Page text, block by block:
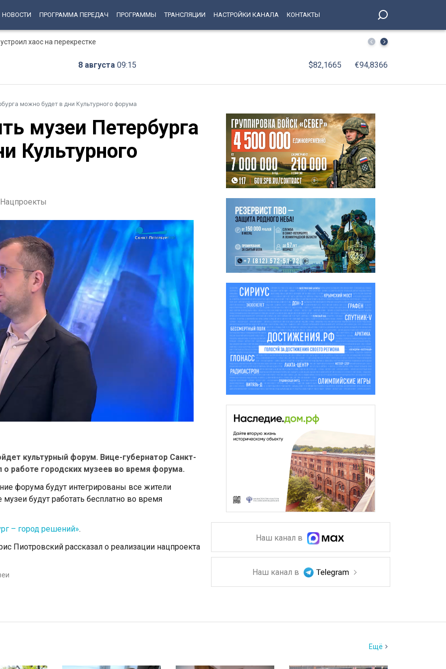
НОВОСТИ ПРОГРАММА ПЕРЕДАЧ ПРОГРАММЫ ТРАНСЛЯЦИИ НАСТРОЙКИ КАНАЛА КОНТАКТЫ
хаос на перекрестке Температура в Петербурге рухнет ниже нормы на 3
8 августа 09:15 $82,1665 €94,8366
можно будет в дни Культурного форума
музеи Петербурга
Культурного
Нацпроекты
культурный форум. Вице-губернатор Санкт-
о работе городских музеев во время форума.
форума будут интегрированы все жители
будут работать бесплатно во время
– город решений».
Пиотровский рассказал о реализации нацпроекта
Наш канал в
Наш канал в
Ещё